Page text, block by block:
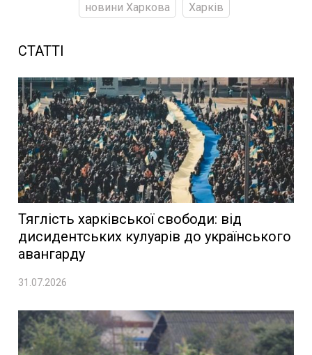
новини Харкова
Харків
СТАТТІ
Тяглість харківської свободи: від
дисидентських кулуарів до українського
авангарду
31.07.2026